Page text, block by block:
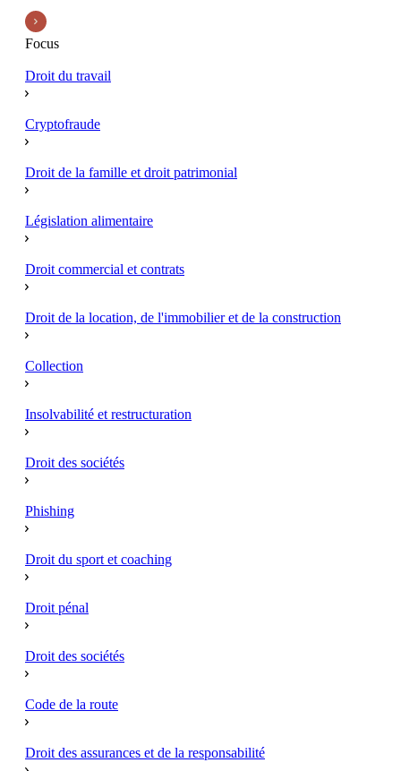
Focus
Droit du travail
Cryptofraude
Droit de la famille et droit patrimonial
Législation alimentaire
Droit commercial et contrats
Droit de la location, de l'immobilier et de la construction
Collection
Insolvabilité et restructuration
Droit des sociétés
Phishing
Droit du sport et coaching
Droit pénal
Droit des sociétés
Code de la route
Droit des assurances et de la responsabilité